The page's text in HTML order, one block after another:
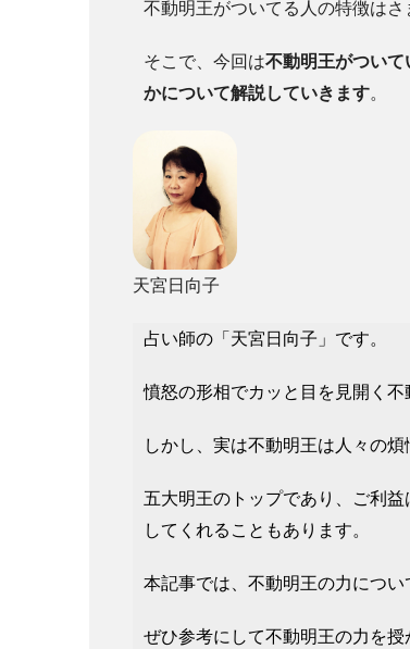
不動明王がついてる人の特徴は
そこで、今回は不動明王がつい
かについて解説していきます。
天宮日向子
占い師の「天宮日向子」です。
憤怒の形相でカッと目を見開く
しかし、実は不動明王は人々の
五大明王のトップであり、ご利
してくれることもあります。
本記事では、不動明王の力につい
ぜひ参考にして不動明王の力を授